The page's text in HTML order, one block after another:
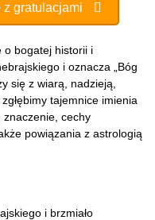
gratulacjami
o bogatej historii i
i oznacza „Bóg
się z wiarą, nadzieją,
tajemnice imienia
cechy
powiązania z astrologią
i brzmiało